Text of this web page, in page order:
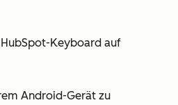
Keyboard auf
Android-Gerät zu